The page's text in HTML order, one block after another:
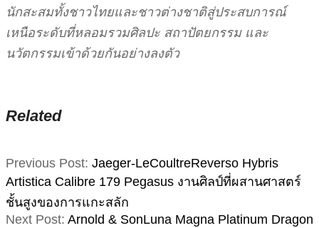
นักสะสมทั้งชาวไทยและชาวต่างชาติสู่ประสบการณ์
เหนือระดับที่หลอมรวมศิลปะ สถาปัตยกรรม และ
นวัตกรรมเข้าด้วยกันอย่างลงตัว
Related
2026-
05-
22
Previous Post: Jaeger-LeCoultreReverso Hybris
Artistica Calibre 179 Pegasus งานศิลป์ที่ผสานศาสตร์
ชั้นสูงของการแกะสลัก
Next Post: Arnold & SonLuna Magna Platinum Dragon